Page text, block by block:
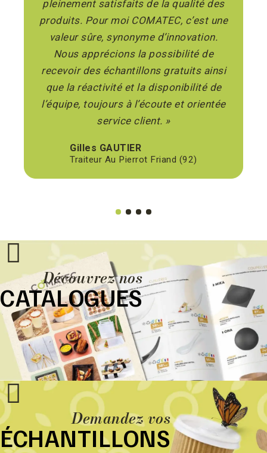
pleinement satisfaits de la qualité des
produits. Pour moi COMATEC, c’est une
valeur sûre, synonyme d’innovation.
Nous apprécions la possibilité de
recevoir des échantillons gratuits ainsi
que la réactivité et la disponibilité de
l’équipe, toujours à l’écoute et orientée
service client. »
Gilles GAUTIER
Traiteur Au Pierrot Friand (92)
Découvrez nos
CATALOGUES
Demandez vos
ÉCHANTILLONS